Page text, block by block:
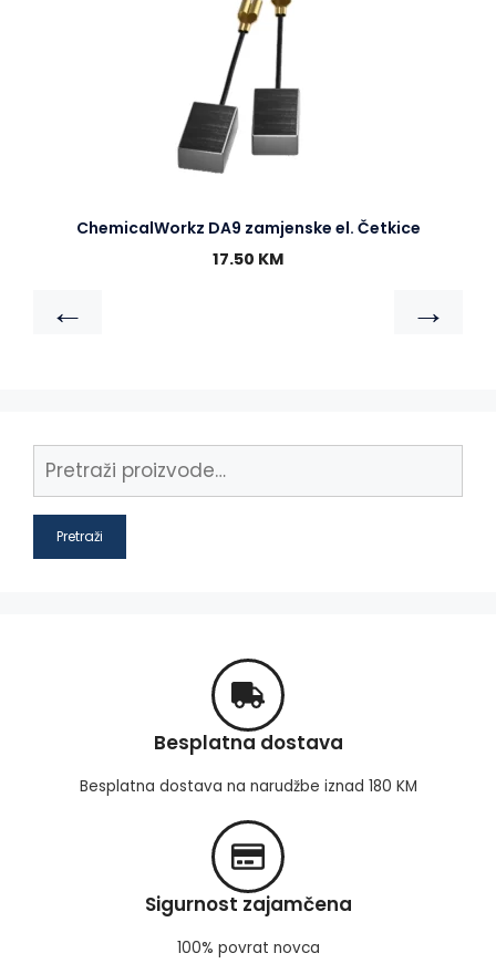
ChemicalWorkz DA9 zamjenske el. Četkice
17.50 KM
← →
Pretraži
Besplatna dostava
Besplatna dostava na narudžbe iznad 180 KM
Sigurnost zajamčena
100% povrat novca